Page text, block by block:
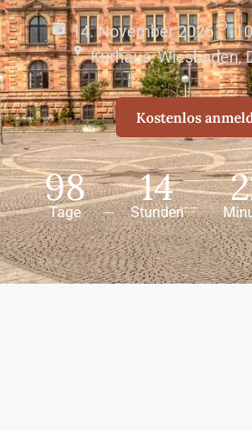
14. November 2026
Kurhaus, Wiesbaden,
Kostenlos
98
Tage
14
Stunden